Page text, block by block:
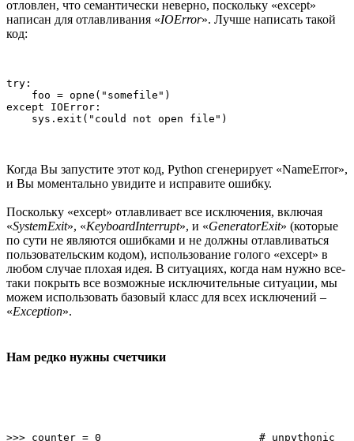
отловлен, что семантически неверно, поскольку «except»
написан для отлавливания «IOError». Лучше написать такой
код:
try:
    foo = opne("somefile")
except IOError:
Когда Вы запустите этот код, Python сгенерирует «NameError»,
и Вы моментально увидите и исправите ошибку.
Поскольку «except» отлавливает все исключения, включая
«SystemExit», «KeyboardInterrupt», и «GeneratorExit» (которые
по сути не являются ошибками и не должны отлавливаться
пользовательским кодом), использование голого «except» в
любом случае плохая идея. В ситуациях, когда нам нужно все-
таки покрыть все возможные исключительные ситуации, мы
можем использовать базовый класс для всех исключений –
«Exception».
Нам редко нужны счетчики
>>> counter = 0                         # unpythonic